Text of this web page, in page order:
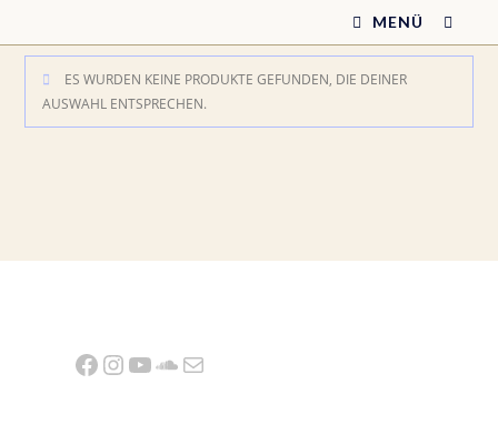
Inhalt
MENÜ
ES WURDEN KEINE PRODUKTE GEFUNDEN, DIE DEINER
AUSWAHL ENTSPRECHEN.
Facebook
Instagram
YouTube
SoundCloud
E-Mail